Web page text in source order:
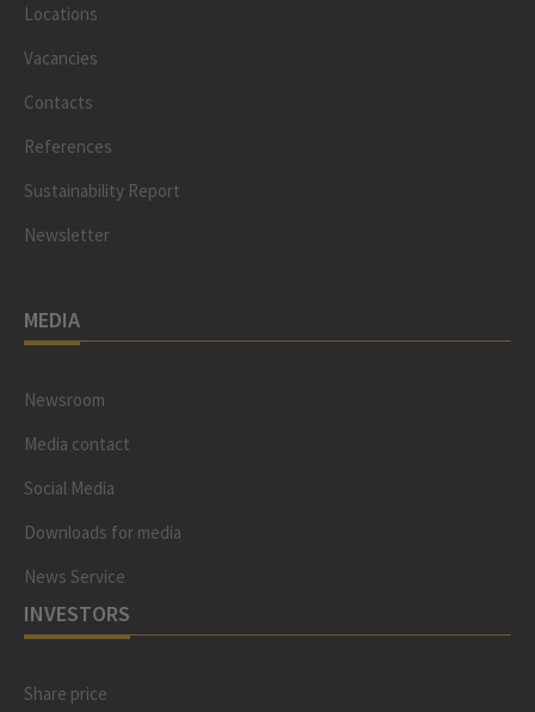
Locations
Vacancies
Contacts
References
Sustainability Report
Newsletter
MEDIA
Newsroom
Media contact
Social Media
Downloads for media
News Service
INVESTORS
Share price